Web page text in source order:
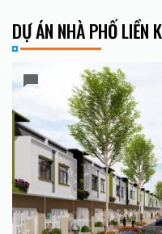
DỰ ÁN NHÀ PHỐ LIỀN